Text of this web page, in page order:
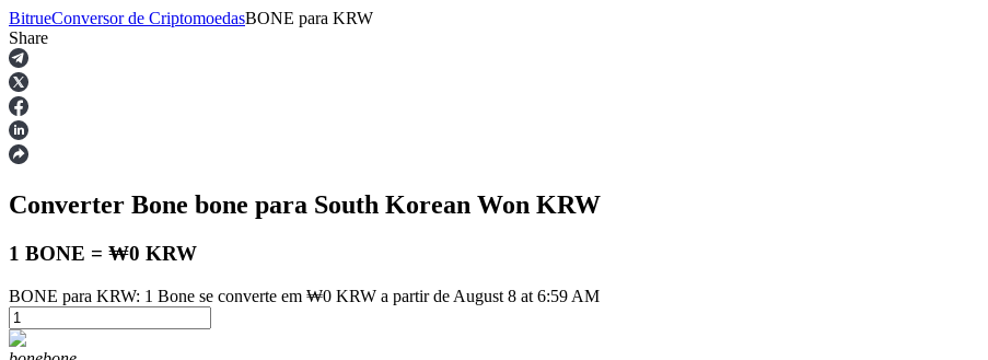
Futuros
Futuros de USDT
BitrueConversor de CriptomoedasBONE para KRW
Share
Converter Bone bone para South Korean Won KRW
1 BONE = ₩0 KRW
BONE para KRW: 1 Bone se converte em ₩0 KRW a partir de August 8 at 6:59 AM